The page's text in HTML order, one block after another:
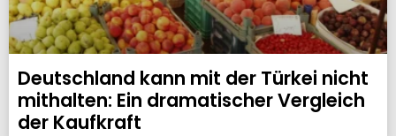
Deutschland kann mit der Türkei nicht
mithalten: Ein dramatischer Vergleich
der Kaufkraft